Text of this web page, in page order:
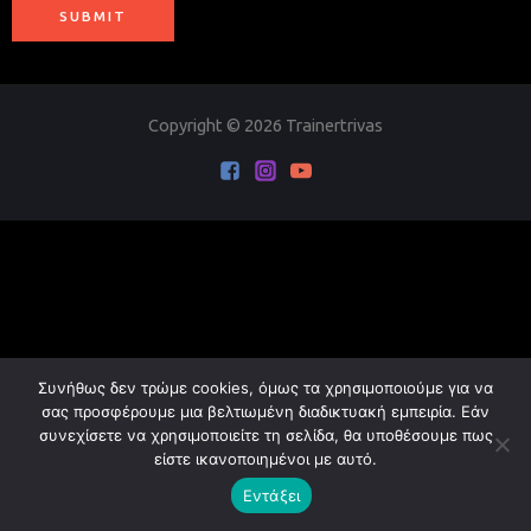
SUBMIT
Copyright © 2026 Trainertrivas
Συνήθως δεν τρώμε cookies, όμως τα χρησιμοποιούμε για να
σας προσφέρουμε μια βελτιωμένη διαδικτυακή εμπειρία. Εάν
συνεχίσετε να χρησιμοποιείτε τη σελίδα, θα υποθέσουμε πως
είστε ικανοποιημένοι με αυτό.
Εντάξει